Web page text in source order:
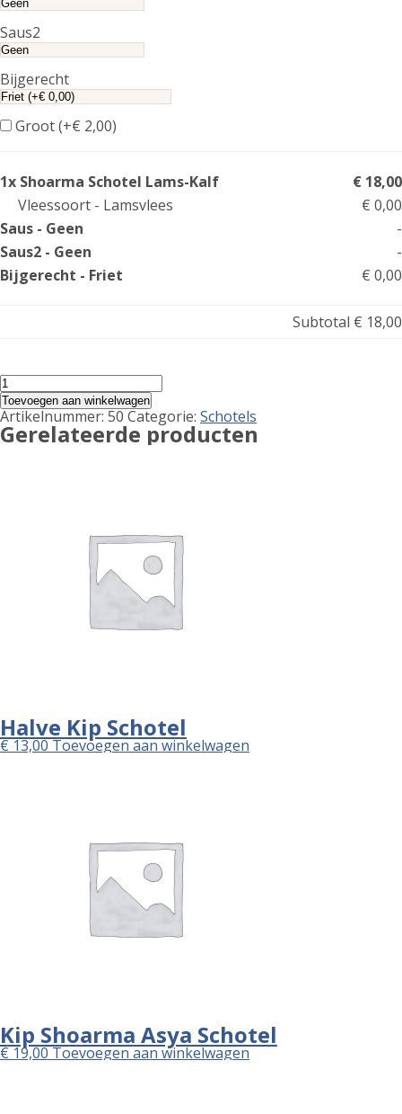
Saus2
Bijgerecht
Groot (+€ 2,00)
1x Shoarma Schotel Lams-Kalf
€ 18,00
Vleessoort - Lamsvlees
€ 0,00
Saus - Geen
-
Saus2 - Geen
-
Bijgerecht - Friet
€ 0,00
Subtotal € 18,00
Shoarma
Schotel
Lams-
Kalf
aantal
Toevoegen aan winkelwagen
Artikelnummer: 50 Categorie: Schotels
Gerelateerde producten
Halve Kip Schotel
€13,00Toevoegen aan winkelwagen
Kip Shoarma Asya Schotel
€19,00Toevoegen aan winkelwagen